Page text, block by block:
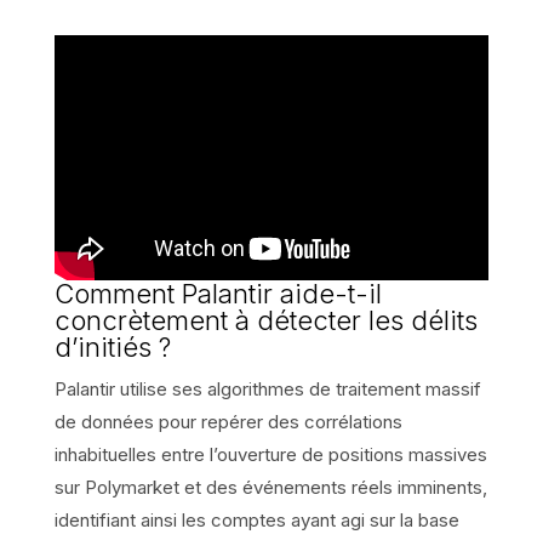
Comment Palantir aide-t-il
concrètement à détecter les délits
d’initiés ?
Palantir utilise ses algorithmes de traitement massif
de données pour repérer des corrélations
inhabituelles entre l’ouverture de positions massives
sur Polymarket et des événements réels imminents,
identifiant ainsi les comptes ayant agi sur la base